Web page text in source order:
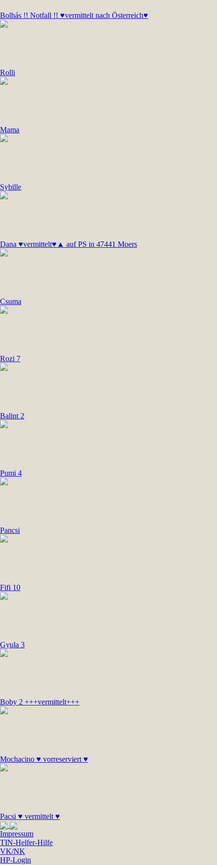
Bolhás !! Notfall !! ♥vermittelt nach Österreich♥
Rolli
Mama
Sybille
Dana ♥vermittelt♥▲ auf PS in 47441 Moers
Csuma
Rozi 7
Balint 2
Pumi 4
Pancsi
Fifi 10
Gyula 3
Boby 2 +++vermittelt+++
Mochacino ♥ vorreserviert ♥
Pacsi ♥ vermittelt ♥
Impressum
TIN-Helfer-Hilfe
VK/NK
HP-Login